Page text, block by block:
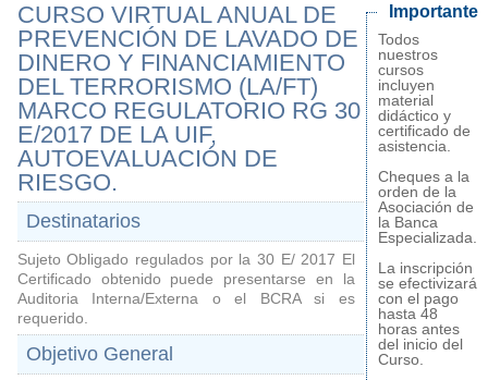
CURSO VIRTUAL ANUAL DE
PREVENCIÓN DE LAVADO DE
DINERO Y FINANCIAMIENTO
DEL TERRORISMO (LA/FT)
MARCO REGULATORIO RG 30
E/2017 DE LA UIF,
AUTOEVALUACIÓN DE
RIESGO.
Destinatarios
Sujeto Obligado regulados por la 30 E/ 2017 El
Certificado obtenido puede presentarse en la
Auditoria Interna/Externa o el BCRA si es
requerido.
Objetivo General
Importante
Todos
nuestros
cursos
incluyen
material
didáctico y
certificado de
asistencia.
Cheques a la
orden de la
Asociación de
la Banca
Especializada.
La inscripción
se efectivizará
con el pago
hasta 48
horas antes
del inicio del
Curso.